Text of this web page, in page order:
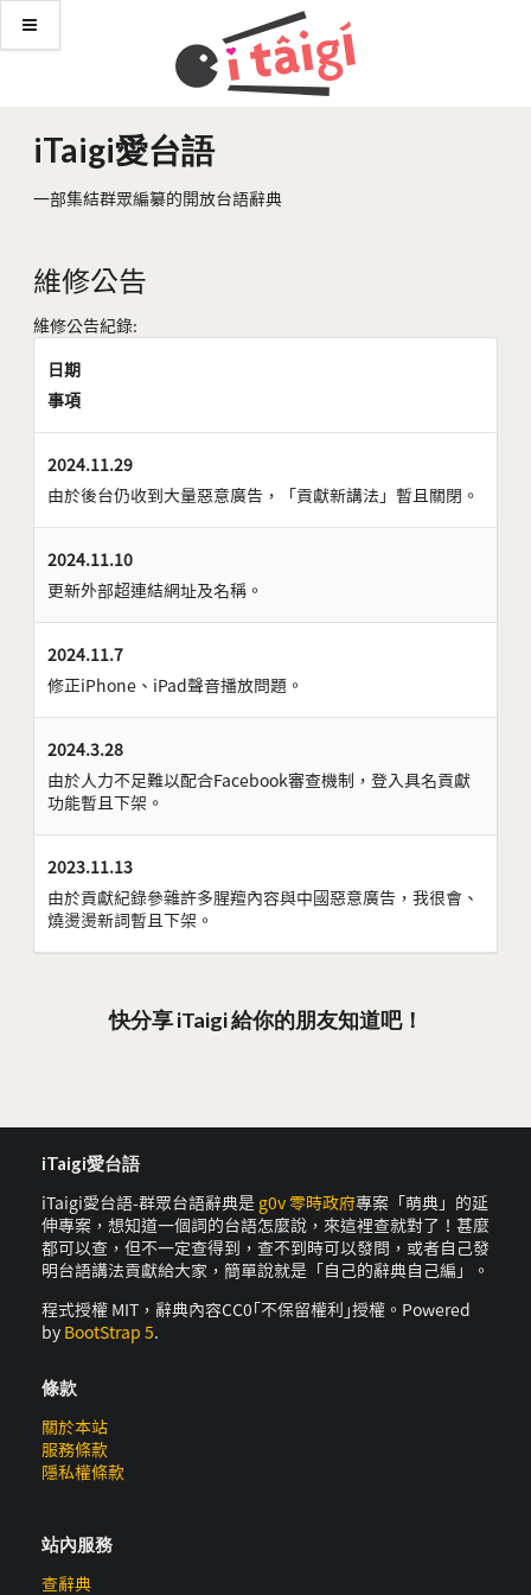
iTaigi愛台語
一部集結群眾編纂的開放台語辭典
維修公告
維修公告紀錄:
日期
事項
2024.11.29
由於後台仍收到大量惡意廣告，「貢獻新講法」暫且關閉。
2024.11.10
更新外部超連結網址及名稱。
2024.11.7
修正iPhone、iPad聲音播放問題。
2024.3.28
由於人力不足難以配合Facebook審查機制，登入具名貢獻
功能暫且下架。
2023.11.13
由於貢獻紀錄參雜許多腥羶內容與中國惡意廣告，我很會、
燒燙燙新詞暫且下架。
快分享 iTaigi 給你的朋友知道吧！
iTaigi愛台語
iTaigi愛台語-群眾台語辭典是 g0v 零時政府專案「萌典」的延
伸專案，想知道一個詞的台語怎麼說，來這裡查就對了！甚麼
都可以查，但不一定查得到，查不到時可以發問，或者自己發
明台語講法貢獻給大家，簡單說就是「自己的辭典自己編」。
程式授權 MIT，辭典內容CC0｢不保留權利｣授權。Powered
by BootStrap 5.
條款
關於本站
服務條款
隱私權條款
站內服務
查辭典